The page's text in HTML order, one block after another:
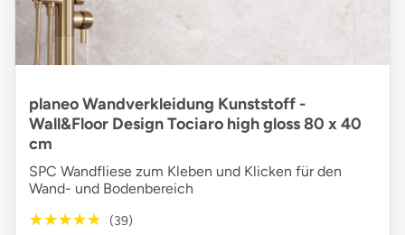
planeo Wandverkleidung Kunststoff -
Wall&Floor Design Tociaro high gloss 80 x 40
cm
SPC Wandfliese zum Kleben und Klicken für den
Wand- und Bodenbereich
★★★★★
★★★★★ (39)